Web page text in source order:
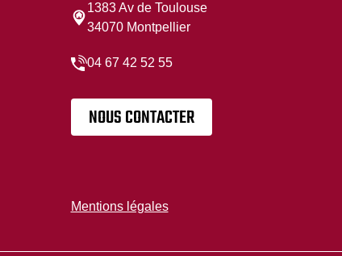
1383 Av de Toulouse
34070 Montpellier
04 67 42 52 55
NOUS CONTACTER
Mentions légales